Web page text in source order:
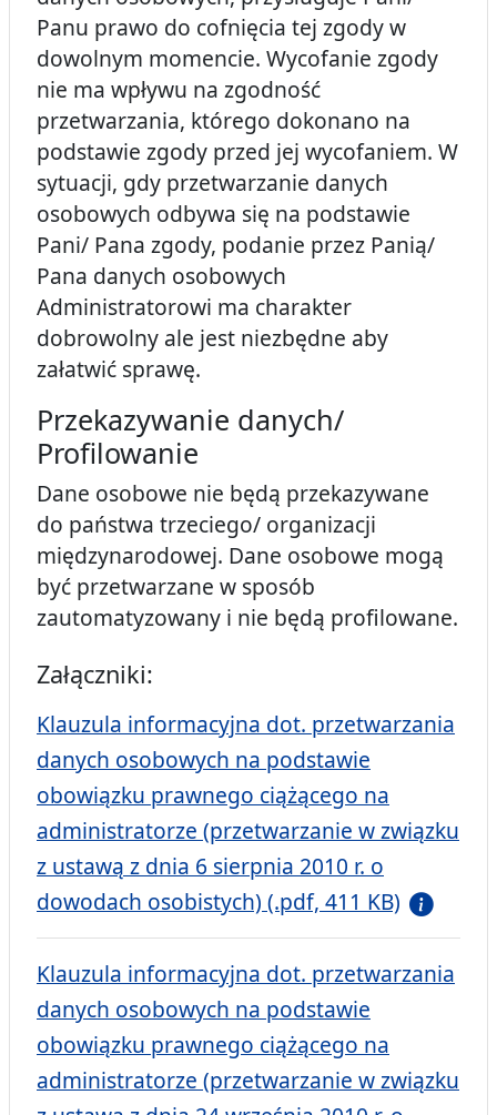
Panu prawo do cofnięcia tej zgody w
dowolnym momencie. Wycofanie zgody
nie ma wpływu na zgodność
przetwarzania, którego dokonano na
podstawie zgody przed jej wycofaniem. W
sytuacji, gdy przetwarzanie danych
osobowych odbywa się na podstawie
Pani/ Pana zgody, podanie przez Panią/
Pana danych osobowych
Administratorowi ma charakter
dobrowolny ale jest niezbędne aby
załatwić sprawę.
Przekazywanie danych/
Profilowanie
Dane osobowe nie będą przekazywane
do państwa trzeciego/ organizacji
międzynarodowej. Dane osobowe mogą
być przetwarzane w sposób
zautomatyzowany i nie będą profilowane.
Załączniki:
Klauzula informacyjna dot. przetwarzania
danych osobowych na podstawie
obowiązku prawnego ciążącego na
administratorze (przetwarzanie w związku
z ustawą z dnia 6 sierpnia 2010 r. o
dowodach osobistych) (.pdf, 411 KB)
Klauzula informacyjna dot. przetwarzania
danych osobowych na podstawie
obowiązku prawnego ciążącego na
administratorze (przetwarzanie w związku